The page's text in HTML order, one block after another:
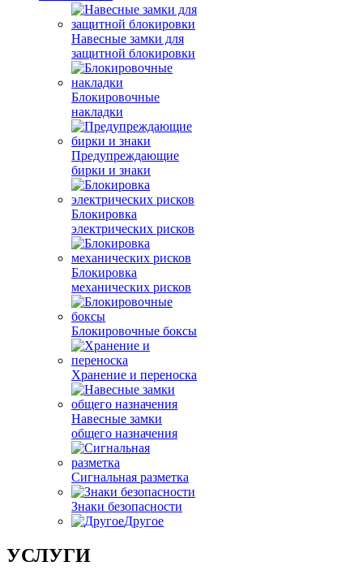
Навесные замки для
защитной блокировки
Блокировочные
накладки
Предупреждающие
бирки и знаки
Блокировка
электрических рисков
Блокировка
механических рисков
Блокировочные боксы
Хранение и переноска
Навесные замки
общего назначения
Сигнальная разметка
Знаки безопасности
Другое
УСЛУГИ